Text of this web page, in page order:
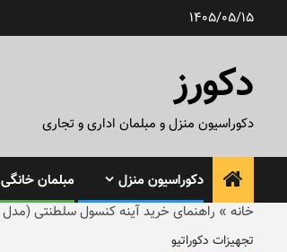
1405/05/15
دکورز
دکوراسیون منزل و مبلمان اداری و تجاری
دکوراسیون منزل مبلمان
خانه » راهنمای خرید آینه کنسول سلطنتی
تجهیزات دکوراتیو